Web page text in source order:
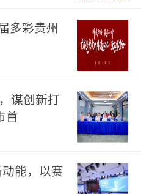
多彩贵州
谋创新打
首
能，以赛